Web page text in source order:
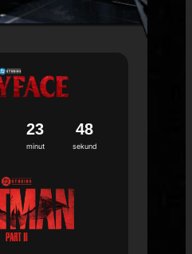
minut
23
sekund
47